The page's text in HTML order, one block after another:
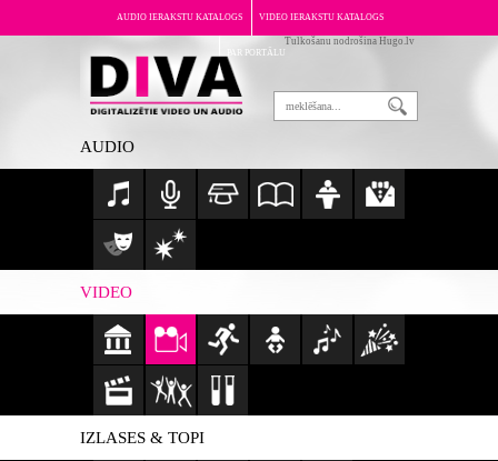
AUDIO IERAKSTU KATALOGS VIDEO IERAKSTU KATALOGS
PAR PORTĀLU
Tulkošanu nodrošina Hugo.lv
AUDIO
VIDEO
IZLASES & TOPI